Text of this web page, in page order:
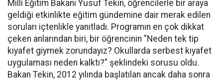
Milli Eğitim Bakanı Yusuf Tekin, öğrencilerle bir araya
geldiği etkinlikte eğitim gündemine dair merak edilen
soruları içtenlikle yanıtladı. Programın en çok dikkat
çeken anlarından biri, bir öğrencinin "Neden tek tip
kıyafet giymek zorundayız? Okullarda serbest kıyafet
uygulaması neden kalktı?" şeklindeki sorusu oldu.
Bakan Tekin, 2012 yılında başlatılan ancak daha sonra